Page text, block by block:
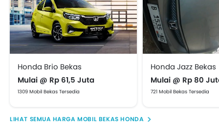
Honda Brio Bekas
Mulai @ Rp 61,5 Juta
1309 Mobil Bekas Tersedia
Honda Jazz Bekas
Mulai @ Rp 80
721 Mobil Bekas Tersedia
HARGA MOBIL BEKAS HONDA